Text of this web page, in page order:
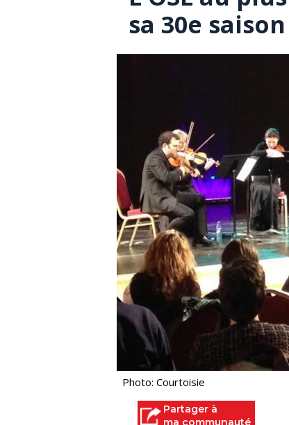
sa 30e saison
Photo: Courtoisie
Partager à
ma communauté